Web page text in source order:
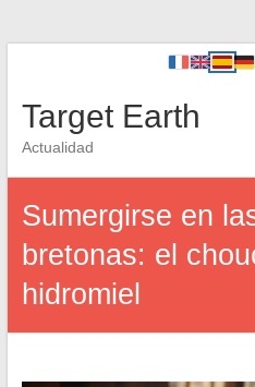
Target Earth
Actualidad
Sumergirse en
bretonas: el
hidromiel